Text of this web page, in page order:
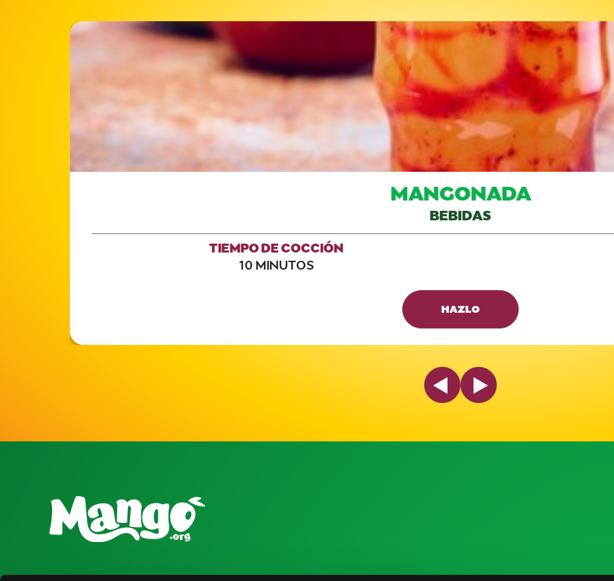
MANGONADA
BEBIDAS
TIEMPO DE COCCIÓN
10 MINUTOS
HAZLO
Previous SlideNext Slide